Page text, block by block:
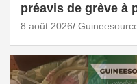
préavis de grève à
8 août 2026